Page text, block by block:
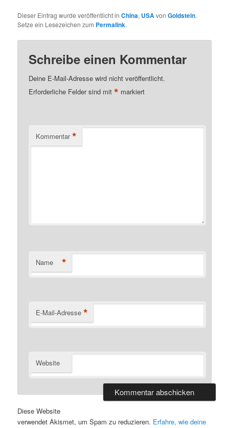
Dieser Eintrag wurde veröffentlicht inChina, USAvonGoldstein.
Setze ein Lesezeichen zum Permalink.
Schreibe einen Kommentar
Deine E-Mail-Adresse wird nicht veröffentlicht.
Erforderliche Felder sind mit* markiert
Kommentar *
Name *
E-Mail-Adresse *
Website
Diese Website
verwendet Akismet, um Spam zu reduzieren. Erfahre, wie deine